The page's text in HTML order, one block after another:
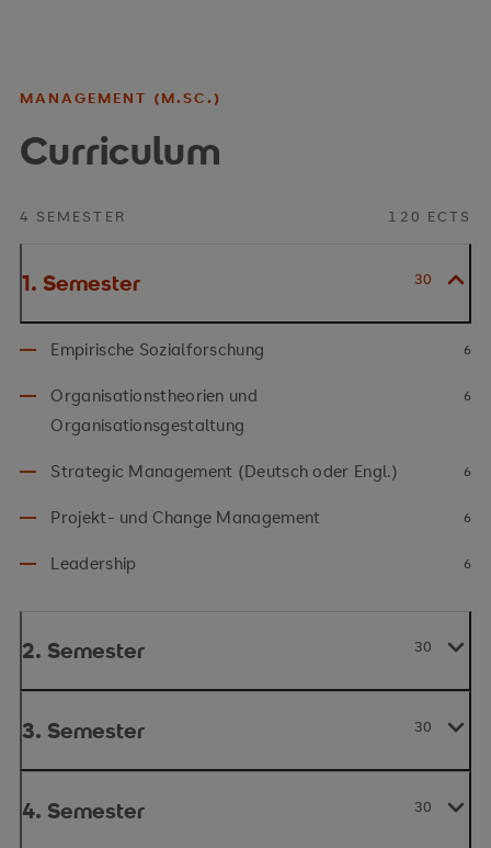
MANAGEMENT (M.SC.)
Curriculum
4 SEMESTER 120 ECTS
1. Semester 30
Empirische Sozialforschung 6
Organisationstheorien und
Organisationsgestaltung
6
Strategic Management (Deutsch oder Engl.) 6
Projekt- und Change Management 6
Leadership 6
2. Semester 30
3. Semester 30
4. Semester 30